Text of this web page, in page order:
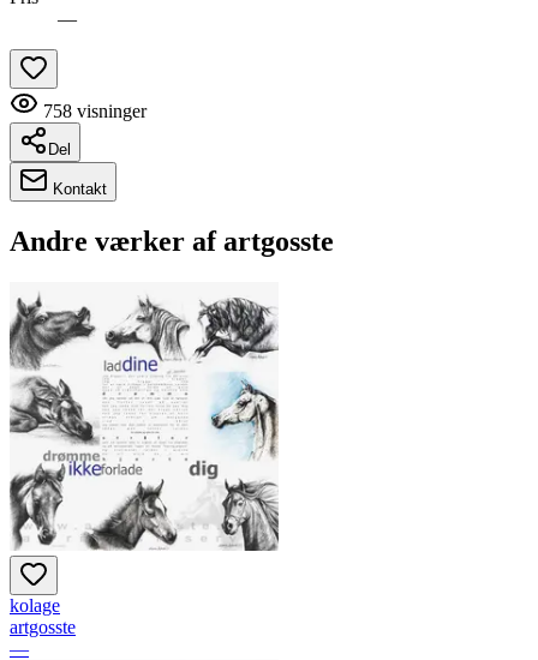
—
758 visninger
Del
Kontakt
Andre værker afartgosste
kolage
artgosste
—